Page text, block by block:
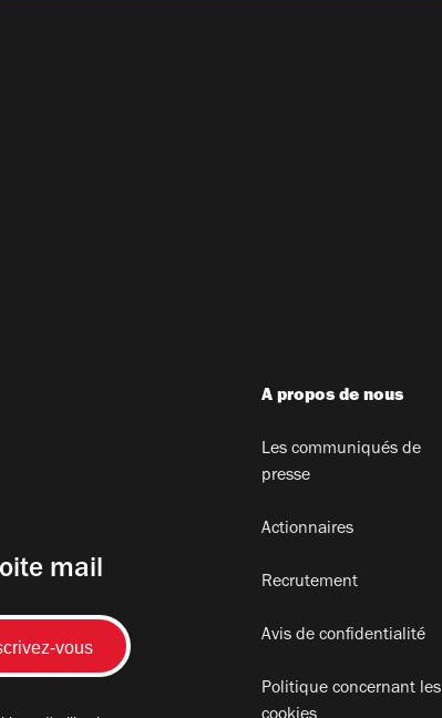
mail
A propos de nous
Les communiqués de
presse
Actionnaires
Recrutement
Avis de confidentialité
Politique concernant les